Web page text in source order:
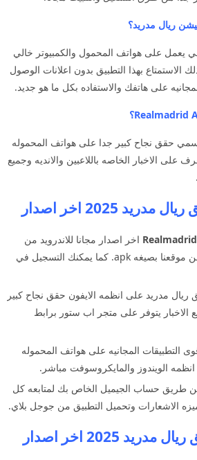
ريال مدريد؟
يعمل على هواتف المحمول والكمبيوتر خالي
الاستمتاع بهذا التطبيق بدون اعلانات الوصول
على هاتفك والاستفاده بكل ما هو جديد.
حقق نجاح كبير جدا على هواتف المحموله
على الاخبار الخاصه باللاعبين والانديه وجميع
2025 اخر اصدار
Realmadrid اخر اصدار مجانا للاندرويد من
جوجل بلاي او التحميل من موقعنا بصيغه apk. كما يمكنك التسجيل في
مدريد على انظمه الايفون حقق نجاح كبير
يتوفر على متجر اب ستور برابط
التطبيقات المجانيه على هواتف المحموله
انظمه الويندوز والمايكروسوفت مباشر.
طريق حساب الجيميل الخاص بك لمتابعه كل
الاشعارات وتحميل التطبيق من جوجل بلاي.
2025 اخر اصدار